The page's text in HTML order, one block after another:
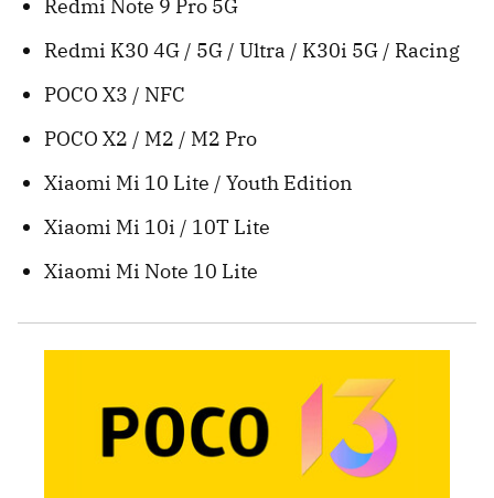
Redmi Note 9 Pro 5G
Redmi K30 4G / 5G / Ultra / K30i 5G / Racing
POCO X3 / NFC
POCO X2 / M2 / M2 Pro
Xiaomi Mi 10 Lite / Youth Edition
Xiaomi Mi 10i / 10T Lite
Xiaomi Mi Note 10 Lite